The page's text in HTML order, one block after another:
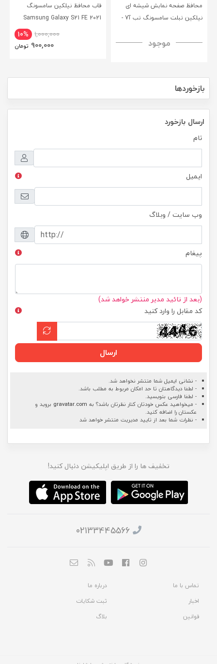
محافظ صفحه نمایش شیشه ای
نیلکین تبلت سامسونگ تب آ7 -
H+ Anti-explosion Tempered
موجود
قاب محافظ نیلکین سامسونگ
Samsung Galaxy S21 FE 2021
10% 1,000,000
900,000 تومان
بازخوردها
ارسال بازخورد
نام
ایمیل
وب سایت / وبلاگ
پیغام
(بعد از تائید مدیر منتشر خواهد شد)
کد مقابل را وارد کنید
ارسال
- نشانی ایمیل شما منتشر نخواهد شد.
- لطفا دیدگاهتان تا حد امکان مربوط به مطلب باشد.
- لطفا فارسی بنویسید.
- میخواهید عکس خودتان کنار نظرتان باشد؟ به gravatar.com بروید و
عکستان را اضافه کنید.
- نظرات شما بعد از تایید مدیریت منتشر خواهد شد
تخفیف ها را از طریق اپلیکیشن دنبال کنید!
02133445566
تماس با ما
درباره ما
اخبار
ثبت شکایات
قوانین
بلاگ